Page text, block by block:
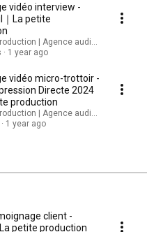
vidéo interview -
｜La petite
| Agence audiovisuelle
1 year ago
vidéo micro-trottoir -
Directe 2024
production
| Agence audiovisuelle
1 year ago
client -
petite production